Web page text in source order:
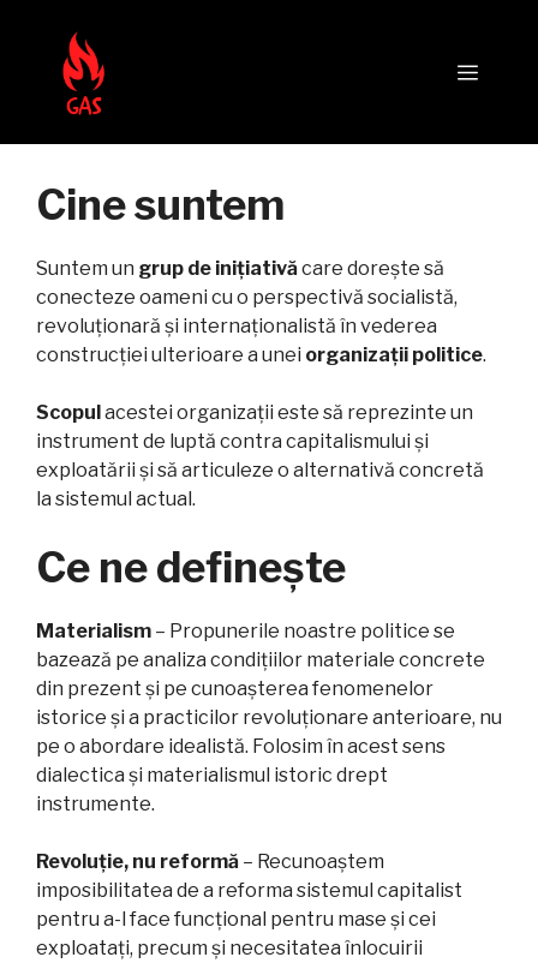
conținut
Cine suntem
Suntem un grup de inițiativăcare dorește să
conecteze oameni cu o perspectivă socialistă,
revoluționară și internaționalistă în vederea
construcției ulterioare a unei organizații politice.
Scopulacestei organizații este să reprezinte un
instrument de luptă contra capitalismului și
exploatării și să articuleze o alternativă concretă
la sistemul actual.
Ce ne definește
Materialism – Propunerile noastre politice se
bazează pe analiza condițiilor materiale concrete
din prezent și pe cunoașterea fenomenelor
istorice și a practicilor revoluționare anterioare, nu
pe o abordare idealistă. Folosim în acest sens
dialectica și materialismul istoric drept
instrumente.
Revoluție, nu reformă – Recunoaștem
imposibilitatea de a reforma sistemul capitalist
pentru a-l face funcțional pentru mase și cei
exploatați, precum și necesitatea înlocuirii